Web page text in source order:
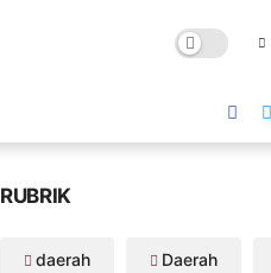
RUBRIK
daerah Daerah